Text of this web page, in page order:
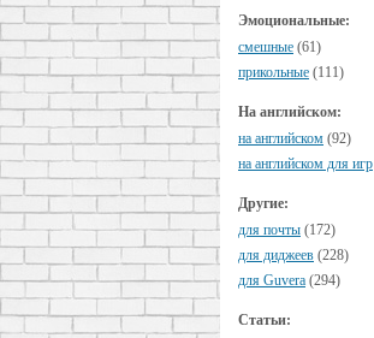
Эмоциональные:
смешные (61)
прикольные (111)
На английском:
на английском (92)
на английском для игр
Другие:
для почты (172)
для диджеев (228)
для Guvera (294)
Статьи: